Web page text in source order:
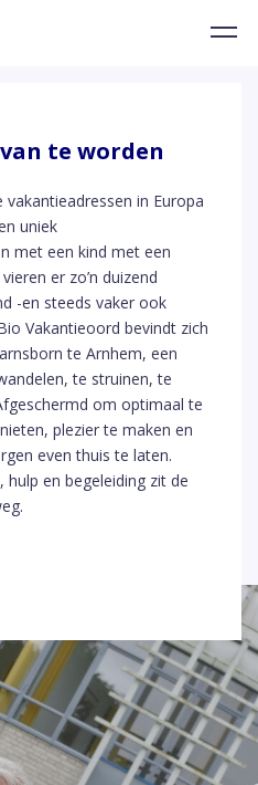
te worden
vakantieadressen in Europa
uniek
met een kind met een
er zo’n duizend
-en steeds vaker ook
Vakantieoord bevindt zich
te Arnhem, een
te struinen, te
om optimaal te
plezier te maken en
even thuis te laten.
hulp en begeleiding zit de